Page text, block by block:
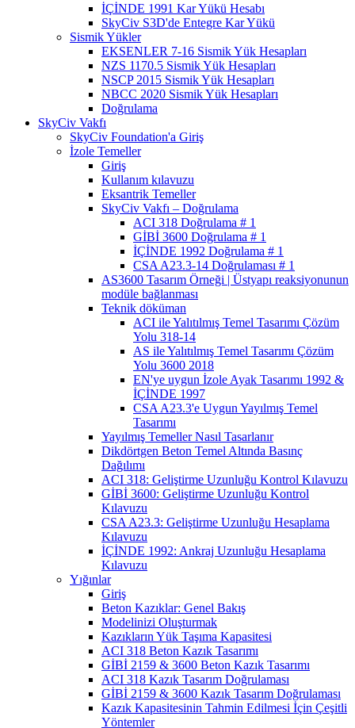
İÇİNDE 1991 Kar Yükü Hesabı
SkyCiv S3D'de Entegre Kar Yükü
Sismik Yükler
EKSENLER 7-16 Sismik Yük Hesapları
NZS 1170.5 Sismik Yük Hesapları
NSCP 2015 Sismik Yük Hesapları
NBCC 2020 Sismik Yük Hesapları
Doğrulama
SkyCiv Vakfı
SkyCiv Foundation'a Giriş
İzole Temeller
Giriş
Kullanım kılavuzu
Eksantrik Temeller
SkyCiv Vakfı – Doğrulama
ACI 318 Doğrulama # 1
GİBİ 3600 Doğrulama # 1
İÇİNDE 1992 Doğrulama # 1
CSA A23.3-14 Doğrulaması # 1
AS3600 Tasarım Örneği | Üstyapı reaksiyonunun
modüle bağlanması
Teknik döküman
ACI ile Yalıtılmış Temel Tasarımı Çözüm
Yolu 318-14
AS ile Yalıtılmış Temel Tasarımı Çözüm
Yolu 3600 2018
EN'ye uygun İzole Ayak Tasarımı 1992 &
İÇİNDE 1997
CSA A23.3'e Uygun Yayılmış Temel
Tasarımı
Yayılmış Temeller Nasıl Tasarlanır
Dikdörtgen Beton Temel Altında Basınç
Dağılımı
ACI 318: Geliştirme Uzunluğu Kontrol Kılavuzu
GİBİ 3600: Geliştirme Uzunluğu Kontrol
Kılavuzu
CSA A23.3: Geliştirme Uzunluğu Hesaplama
Kılavuzu
İÇİNDE 1992: Ankraj Uzunluğu Hesaplama
Kılavuzu
Yığınlar
Giriş
Beton Kazıklar: Genel Bakış
Modelinizi Oluşturmak
Kazıkların Yük Taşıma Kapasitesi
ACI 318 Beton Kazık Tasarımı
GİBİ 2159 & 3600 Beton Kazık Tasarımı
ACI 318 Kazık Tasarım Doğrulaması
GİBİ 2159 & 3600 Kazık Tasarım Doğrulaması
Kazık Kapasitesinin Tahmin Edilmesi İçin Çeşitli
Yöntemler